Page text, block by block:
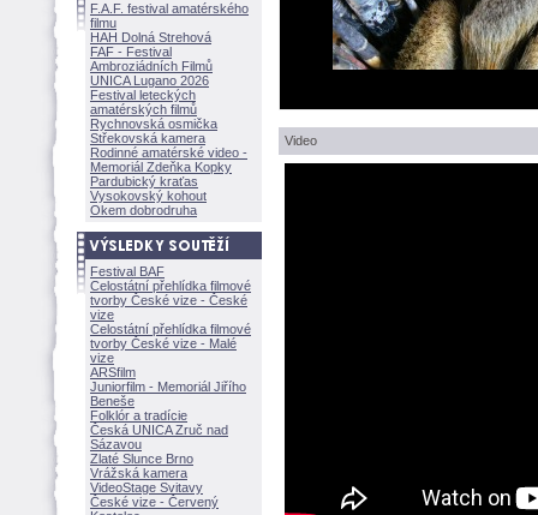
F.A.F. festival amatérského
filmu
HAH Dolná Strehov
FAF - Festival
Ambroziádních Filmů
UNICA Lugano 2026
Festival leteckých
amatérských filmů
Rychnovská osmička
Střekovská kamera
Rodinné amatérské video -
Memoriál Zdeňka Kopky
Pardubický kraťas
Vysokovský kohout
Okem dobrodruha
Festival BAF
Celostátní přehlídka filmové
tvorby České vize - České
vize
Celostátní přehlídka filmové
tvorby České vize - Malé
vize
ARSfilm
Juniorfilm - Memoriál Jiřího
Beneše
Folklór a tradície
Česká UNICA Zruč nad
Sázavou
Zlaté Slunce Brno
Vrážská kamera
VideoStage Svitavy
České vize - Červený
Video